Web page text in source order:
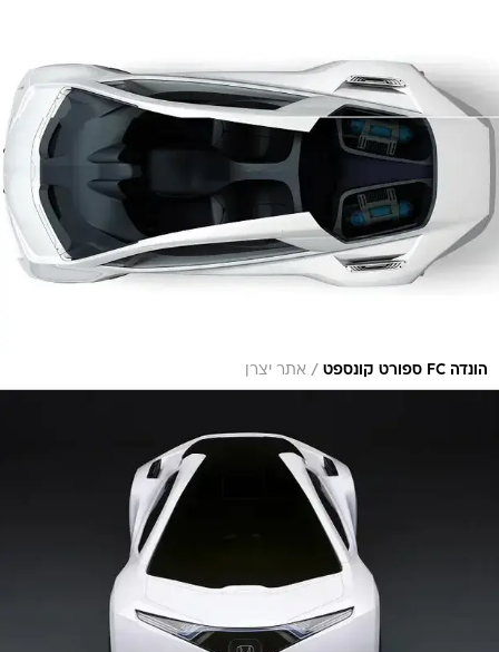
הונדה FC ספורט קונספט / אתר יצרן